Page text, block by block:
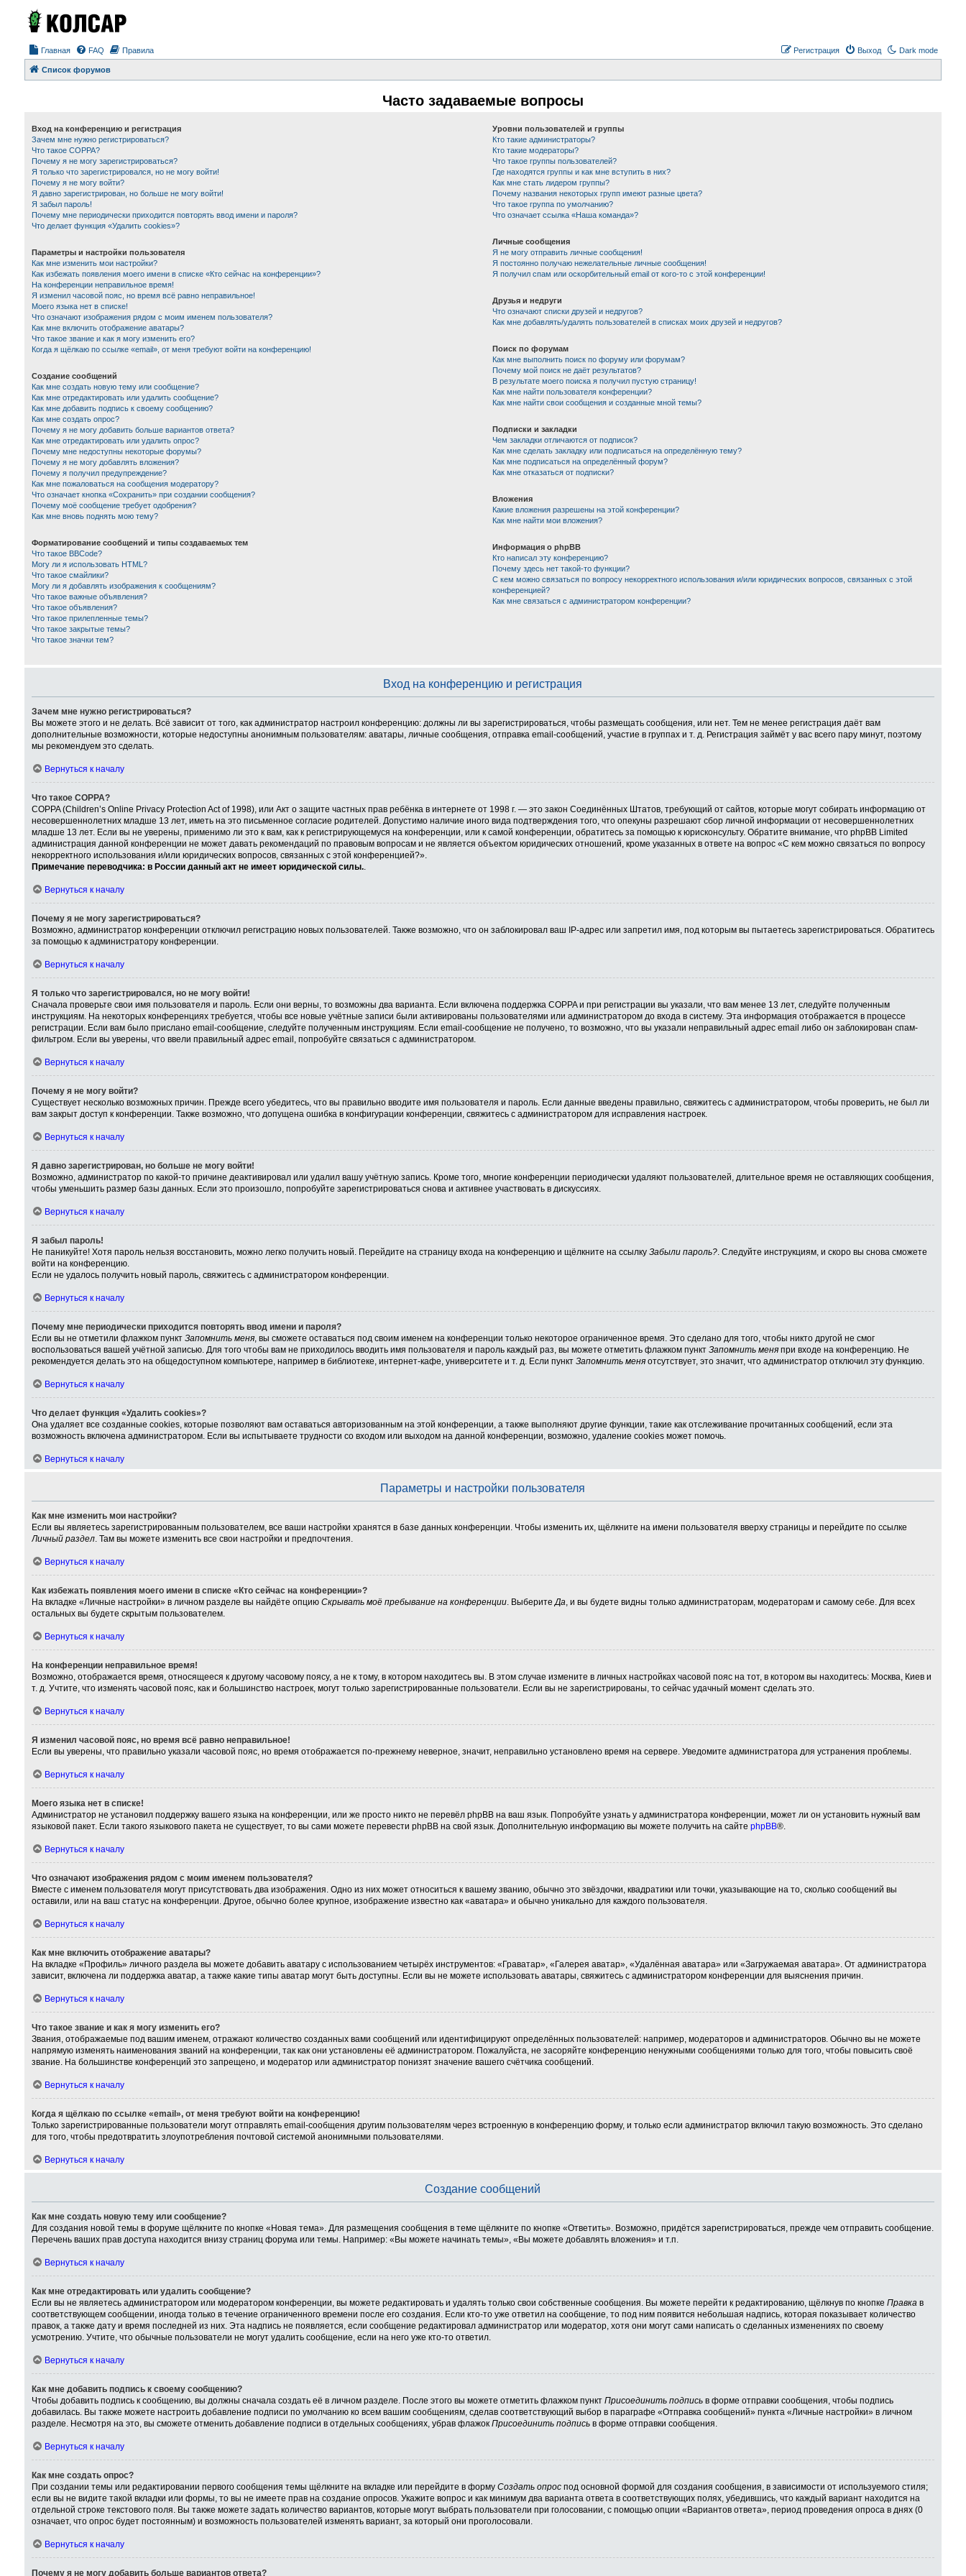
Главная Dark mode
FAQ Правила Выход
Регистрация
Список форумов
Часто задаваемые вопросы
Вход на конференцию и регистрация
Зачем мне нужно регистрироваться?
Что такое COPPA?
Почему я не могу зарегистрироваться?
Я только что зарегистрировался, но не могу войти!
Почему я не могу войти?
Я давно зарегистрирован, но больше не могу войти!
Я забыл пароль!
Почему мне периодически приходится повторять ввод имени и пароля?
Что делает функция «Удалить cookies»?
Параметры и настройки пользователя
Как мне изменить мои настройки?
Как избежать появления моего имени в списке «Кто сейчас на конференции»?
На конференции неправильное время!
Я изменил часовой пояс, но время всё равно неправильное!
Моего языка нет в списке!
Что означают изображения рядом с моим именем пользователя?
Как мне включить отображение аватары?
Что такое звание и как я могу изменить его?
Когда я щёлкаю по ссылке «email», от меня требуют войти на конференцию!
Создание сообщений
Как мне создать новую тему или сообщение?
Как мне отредактировать или удалить сообщение?
Как мне добавить подпись к своему сообщению?
Как мне создать опрос?
Почему я не могу добавить больше вариантов ответа?
Как мне отредактировать или удалить опрос?
Почему мне недоступны некоторые форумы?
Почему я не могу добавлять вложения?
Почему я получил предупреждение?
Как мне пожаловаться на сообщения модератору?
Что означает кнопка «Сохранить» при создании сообщения?
Почему моё сообщение требует одобрения?
Как мне вновь поднять мою тему?
Форматирование сообщений и типы создаваемых тем
Что такое BBCode?
Могу ли я использовать HTML?
Что такое смайлики?
Могу ли я добавлять изображения к сообщениям?
Что такое важные объявления?
Что такое объявления?
Что такое прилепленные темы?
Что такое закрытые темы?
Что такое значки тем?
Уровни пользователей и группы
Кто такие администраторы?
Кто такие модераторы?
Что такое группы пользователей?
Где находятся группы и как мне вступить в них?
Как мне стать лидером группы?
Почему названия некоторых групп имеют разные цвета?
Что такое группа по умолчанию?
Что означает ссылка «Наша команда»?
Личные сообщения
Я не могу отправить личные сообщения!
Я постоянно получаю нежелательные личные сообщения!
Я получил спам или оскорбительный email от кого-то с этой конференции!
Друзья и недруги
Что означают списки друзей и недругов?
Как мне добавлять/удалять пользователей в списках моих друзей и недругов?
Поиск по форумам
Как мне выполнить поиск по форуму или форумам?
Почему мой поиск не даёт результатов?
В результате моего поиска я получил пустую страницу!
Как мне найти пользователя конференции?
Как мне найти свои сообщения и созданные мной темы?
Подписки и закладки
Чем закладки отличаются от подписок?
Как мне сделать закладку или подписаться на определённую тему?
Как мне подписаться на определённый форум?
Как мне отказаться от подписки?
Вложения
Какие вложения разрешены на этой конференции?
Как мне найти мои вложения?
Информация о phpBB
Кто написал эту конференцию?
Почему здесь нет такой-то функции?
С кем можно связаться по вопросу некорректного использования и/или юридических вопросов, связанных с этой
конференцией?
Как мне связаться с администратором конференции?
Вход на конференцию и регистрация
Зачем мне нужно регистрироваться?
Вы можете этого и не делать. Всё зависит от того, как администратор настроил конференцию: должны ли вы зарегистрироваться, чтобы размещать сообщения, или нет. Тем не менее регистрация даёт вам
дополнительные возможности, которые недоступны анонимным пользователям: аватары, личные сообщения, отправка email-сообщений, участие в группах и т. д. Регистрация займёт у вас всего пару минут, поэтому
мы рекомендуем это сделать.
Вернуться к началу
Что такое COPPA?
COPPA (Children’s Online Privacy Protection Act of 1998), или Акт о защите частных прав ребёнка в интернете от 1998 г. — это закон Соединённых Штатов, требующий от сайтов, которые могут собирать информацию от
несовершеннолетних младше 13 лет, иметь на это письменное согласие родителей. Допустимо наличие иного вида подтверждения того, что опекуны разрешают сбор личной информации от несовершеннолетних
младше 13 лет. Если вы не уверены, применимо ли это к вам, как к регистрирующемуся на конференции, или к самой конференции, обратитесь за помощью к юрисконсульту. Обратите внимание, что phpBB Limited
администрация данной конференции не может давать рекомендаций по правовым вопросам и не является объектом юридических отношений, кроме указанных в ответе на вопрос «С кем можно связаться по вопросу
некорректного использования и/или юридических вопросов, связанных с этой конференцией?».
Примечание переводчика: в России данный акт не имеет юридической силы..
Вернуться к началу
Почему я не могу зарегистрироваться?
Возможно, администратор конференции отключил регистрацию новых пользователей. Также возможно, что он заблокировал ваш IP-адрес или запретил имя, под которым вы пытаетесь зарегистрироваться. Обратитесь
за помощью к администратору конференции.
Вернуться к началу
Я только что зарегистрировался, но не могу войти!
Сначала проверьте свои имя пользователя и пароль. Если они верны, то возможны два варианта. Если включена поддержка COPPA и при регистрации вы указали, что вам менее 13 лет, следуйте полученным
инструкциям. На некоторых конференциях требуется, чтобы все новые учётные записи были активированы пользователями или администратором до входа в систему. Эта информация отображается в процессе
регистрации. Если вам было прислано email-сообщение, следуйте полученным инструкциям. Если email-сообщение не получено, то возможно, что вы указали неправильный адрес email либо он заблокирован спам-
фильтром. Если вы уверены, что ввели правильный адрес email, попробуйте связаться с администратором.
Вернуться к началу
Почему я не могу войти?
Существует несколько возможных причин. Прежде всего убедитесь, что вы правильно вводите имя пользователя и пароль. Если данные введены правильно, свяжитесь с администратором, чтобы проверить, не был ли
вам закрыт доступ к конференции. Также возможно, что допущена ошибка в конфигурации конференции, свяжитесь с администратором для исправления настроек.
Вернуться к началу
Я давно зарегистрирован, но больше не могу войти!
Возможно, администратор по какой-то причине деактивировал или удалил вашу учётную запись. Кроме того, многие конференции периодически удаляют пользователей, длительное время не оставляющих сообщения,
чтобы уменьшить размер базы данных. Если это произошло, попробуйте зарегистрироваться снова и активнее участвовать в дискуссиях.
Вернуться к началу
Я забыл пароль!
Не паникуйте! Хотя пароль нельзя восстановить, можно легко получить новый. Перейдите на страницу входа на конференцию и щёлкните на ссылку Забыли пароль?. Следуйте инструкциям, и скоро вы снова сможете
войти на конференцию.
Если не удалось получить новый пароль, свяжитесь с администратором конференции.
Вернуться к началу
Почему мне периодически приходится повторять ввод имени и пароля?
Если вы не отметили флажком пункт Запомнить меня, вы сможете оставаться под своим именем на конференции только некоторое ограниченное время. Это сделано для того, чтобы никто другой не смог
воспользоваться вашей учётной записью. Для того чтобы вам не приходилось вводить имя пользователя и пароль каждый раз, вы можете отметить флажком пункт Запомнить меняпри входе на конференцию. Не
рекомендуется делать это на общедоступном компьютере, например в библиотеке, интернет-кафе, университете и т. д. Если пункт Запомнить меняотсутствует, это значит, что администратор отключил эту функцию.
Вернуться к началу
Что делает функция «Удалить cookies»?
Она удаляет все созданные cookies, которые позволяют вам оставаться авторизованным на этой конференции, а также выполняют другие функции, такие как отслеживание прочитанных сообщений, если эта
возможность включена администратором. Если вы испытываете трудности со входом или выходом на данной конференции, возможно, удаление cookies может помочь.
Вернуться к началу
Параметры и настройки пользователя
Как мне изменить мои настройки?
Если вы являетесь зарегистрированным пользователем, все ваши настройки хранятся в базе данных конференции. Чтобы изменить их, щёлкните на имени пользователя вверху страницы и перейдите по ссылке
Личный раздел. Там вы можете изменить все свои настройки и предпочтения.
Вернуться к началу
Как избежать появления моего имени в списке «Кто сейчас на конференции»?
На вкладке «Личные настройки» в личном разделе вы найдёте опцию Скрывать моё пребывание на конференции. ВыберитеДа, и вы будете видны только администраторам, модераторам и самому себе. Для всех
остальных вы будете скрытым пользователем.
Вернуться к началу
На конференции неправильное время!
Возможно, отображается время, относящееся к другому часовому поясу, а не к тому, в котором находитесь вы. В этом случае измените в личных настройках часовой пояс на тот, в котором вы находитесь: Москва, Киев и
т. д. Учтите, что изменять часовой пояс, как и большинство настроек, могут только зарегистрированные пользователи. Если вы не зарегистрированы, то сейчас удачный момент сделать это.
Вернуться к началу
Я изменил часовой пояс, но время всё равно неправильное!
Если вы уверены, что правильно указали часовой пояс, но время отображается по-прежнему неверное, значит, неправильно установлено время на сервере. Уведомите администратора для устранения проблемы.
Вернуться к началу
Моего языка нет в списке!
Администратор не установил поддержку вашего языка на конференции, или же просто никто не перевёл phpBB на ваш язык. Попробуйте узнать у администратора конференции, может ли он установить нужный вам
языковой пакет. Если такого языкового пакета не существует, то вы сами можете перевести phpBB на свой язык. Дополнительную информацию вы можете получить на сайте phpBB®.
Вернуться к началу
Что означают изображения рядом с моим именем пользователя?
Вместе с именем пользователя могут присутствовать два изображения. Одно из них может относиться к вашему званию, обычно это звёздочки, квадратики или точки, указывающие на то, сколько сообщений вы
оставили, или на ваш статус на конференции. Другое, обычно более крупное, изображение известно как «аватара» и обычно уникально для каждого пользователя.
Вернуться к началу
Как мне включить отображение аватары?
На вкладке «Профиль» личного раздела вы можете добавить аватару с использованием четырёх инструментов: «Граватар», «Галерея аватар», «Удалённая аватара» или «Загружаемая аватара». От администратора
зависит, включена ли поддержка аватар, а также какие типы аватар могут быть доступны. Если вы не можете использовать аватары, свяжитесь с администратором конференции для выяснения причин.
Вернуться к началу
Что такое звание и как я могу изменить его?
Звания, отображаемые под вашим именем, отражают количество созданных вами сообщений или идентифицируют определённых пользователей: например, модераторов и администраторов. Обычно вы не можете
напрямую изменять наименования званий на конференции, так как они установлены её администратором. Пожалуйста, не засоряйте конференцию ненужными сообщениями только для того, чтобы повысить своё
звание. На большинстве конференций это запрещено, и модератор или администратор понизят значение вашего счётчика сообщений.
Вернуться к началу
Когда я щёлкаю по ссылке «email», от меня требуют войти на конференцию!
Только зарегистрированные пользователи могут отправлять email-сообщения другим пользователям через встроенную в конференцию форму, и только если администратор включил такую возможность. Это сделано
для того, чтобы предотвратить злоупотребления почтовой системой анонимными пользователями.
Вернуться к началу
Создание сообщений
Как мне создать новую тему или сообщение?
Для создания новой темы в форуме щёлкните по кнопке «Новая тема». Для размещения сообщения в теме щёлкните по кнопке «Ответить». Возможно, придётся зарегистрироваться, прежде чем отправить сообщение.
Перечень ваших прав доступа находится внизу страниц форума или темы. Например: «Вы можете начинать темы», «Вы можете добавлять вложения» и т.п.
Вернуться к началу
Как мне отредактировать или удалить сообщение?
Если вы не являетесь администратором или модератором конференции, вы можете редактировать и удалять только свои собственные сообщения. Вы можете перейти к редактированию, щёлкнув по кнопке Правкав
соответствующем сообщении, иногда только в течение ограниченного времени после его создания. Если кто-то уже ответил на сообщение, то под ним появится небольшая надпись, которая показывает количество
правок, а также дату и время последней из них. Эта надпись не появляется, если сообщение редактировал администратор или модератор, хотя они могут сами написать о сделанных изменениях по своему
усмотрению. Учтите, что обычные пользователи не могут удалить сообщение, если на него уже кто-то ответил.
Вернуться к началу
Как мне добавить подпись к своему сообщению?
Чтобы добавить подпись к сообщению, вы должны сначала создать её в личном разделе. После этого вы можете отметить флажком пункт Присоединить подписьв форме отправки сообщения, чтобы подпись
добавилась. Вы также можете настроить добавление подписи по умолчанию ко всем вашим сообщениям, сделав соответствующий выбор в параграфе «Отправка сообщений» пункта «Личные настройки» в личном
разделе. Несмотря на это, вы сможете отменить добавление подписи в отдельных сообщениях, убрав флажок Присоединить подписьв форме отправки сообщения.
Вернуться к началу
Как мне создать опрос?
При создании темы или редактировании первого сообщения темы щёлкните на вкладке или перейдите в форму Создать опроспод основной формой для создания сообщения, в зависимости от используемого стиля;
если вы не видите такой вкладки или формы, то вы не имеете прав на создание опросов. Укажите вопрос и как минимум два варианта ответа в соответствующих полях, убедившись, что каждый вариант находится на
отдельной строке текстового поля. Вы также можете задать количество вариантов, которые могут выбрать пользователи при голосовании, с помощью опции «Вариантов ответа», период проведения опроса в днях (0
означает, что опрос будет постоянным) и возможность пользователей изменять вариант, за который они проголосовали.
Вернуться к началу
Почему я не могу добавить больше вариантов ответа?